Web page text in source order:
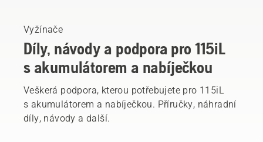
Vyžínače
Díly, návody a podpora pro 115iL
s akumulátorem a nabíječkou
Veškerá podpora, kterou potřebujete pro 115iL
s akumulátorem a nabíječkou. Příručky, náhradní
díly, návody a další.